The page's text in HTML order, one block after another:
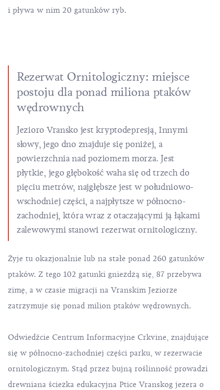
i pływa w nim 20 gatunków ryb.
Rezerwat Ornitologiczny: miejsce
postoju dla ponad miliona ptaków
wędrownych
Jezioro Vransko jest kryptodepresją, Innymi
słowy, jego dno znajduje się poniżej, a
powierzchnia nad poziomem morza. Jest
płytkie, jego głębokość waha się od trzech do
pięciu metrów, najgłębsze jest w południowo-
wschodniej części, a najpłytsze w północno-
zachodniej, która wraz z otaczającymi ją łąkami
zalewowymi stanowi rezerwat ornitologiczny.
Żyje tu okazjonalnie lub na stałe ponad 260 gatunków
ptaków. Z tego 102 gatunki gnieżdżą się, 87 przebywa
zimę, a w czasie migracji na Vranskim Jeziorze
zatrzymuje się ponad milion ptaków wędrownych.
Odwiedźcie Centrum Informacyjne Crkvine, znajdujące
się w północno-zachodniej części parku, w rezerwacie
ornitologicznym. Stąd przez bujną roślinność prowadzi
drewniana ścieżka edukacyjna Ptice Vranskog jezera o